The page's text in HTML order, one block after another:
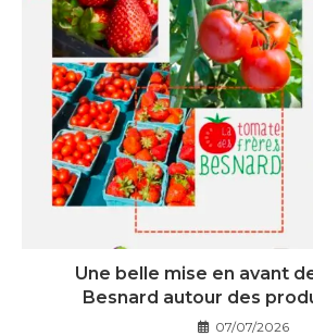
Une belle mise en avant
Besnard autour des
07/07/2026